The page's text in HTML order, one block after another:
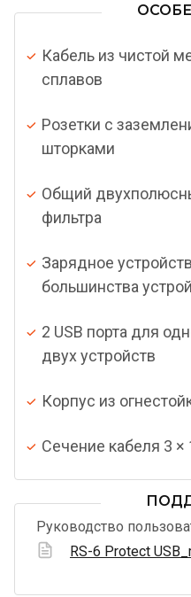
Кабель из чистой
сплавов
Розетки с
шторками
Общий
фильтра
Зарядное
большинства
2 USB порта для
двух устройств
Корпус из
Сечение кабеля 3 ×
Руководство
RS-6 Protect